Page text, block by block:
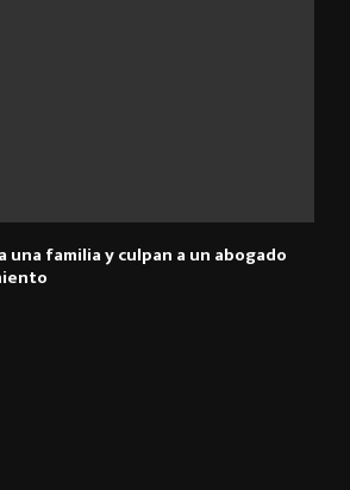
una familia y culpan a un abogado